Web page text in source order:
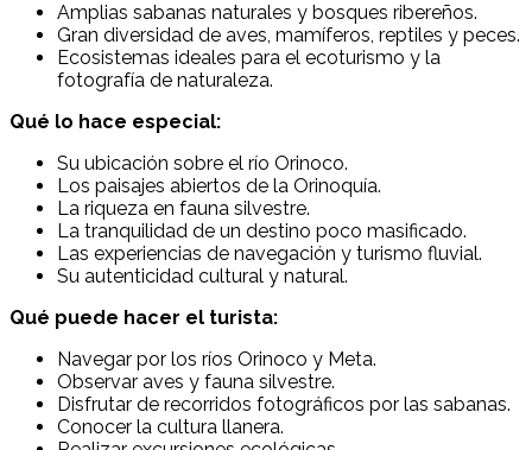
Amplias sabanas naturales y bosques ribereños.
Gran diversidad de aves, mamíferos, reptiles y peces.
Ecosistemas ideales para el ecoturismo y la
fotografía de naturaleza.
Qué lo hace especial:
Su ubicación sobre el río Orinoco.
Los paisajes abiertos de la Orinoquía.
La riqueza en fauna silvestre.
La tranquilidad de un destino poco masificado.
Las experiencias de navegación y turismo fluvial.
Su autenticidad cultural y natural.
Qué puede hacer el turista:
Navegar por los ríos Orinoco y Meta.
Observar aves y fauna silvestre.
Disfrutar de recorridos fotográficos por las sabanas.
Conocer la cultura llanera.